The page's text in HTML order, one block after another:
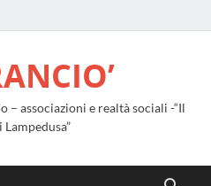
– associazioni e realtà sociali -“Il
Lampedusa”